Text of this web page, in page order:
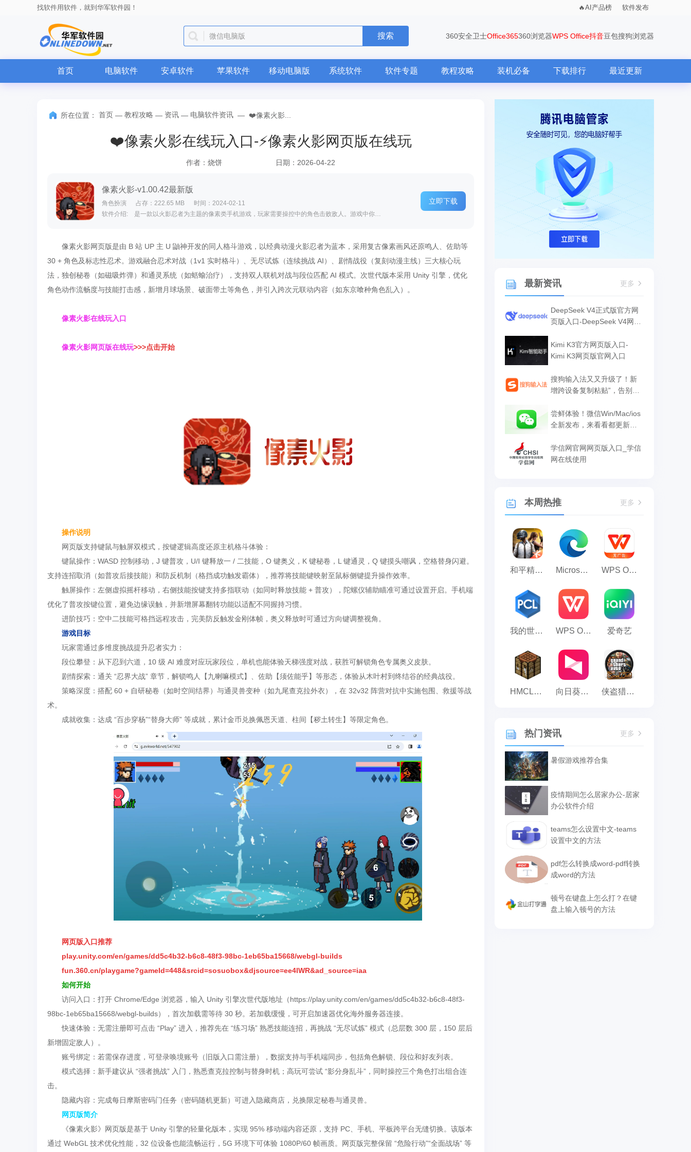
找软件用软件，就到华军软件园！ AI产品榜 软件发布
微信电脑版 搜索 360安全卫士Office365360浏览器WPS Office抖音豆包搜狗浏览器
首页 电脑软件 安卓软件 苹果软件 移动电脑版 系统软件 软件专题 教程攻略 装机必备 下载排行 最近更新
所在位置： 首页 — 教程攻略 — 资讯 — 电脑软件资讯 — ❤️像素火影...
❤️像素火影在线玩入口-⚡像素火影网页版在线玩
作者：烧饼 日期：2026-04-22
像素火影-v1.00.42最新版
角色扮演 占存：222.65 MB
时间：2024-02-11
软件介绍: 是一款以火影忍者为主题的像素类手机游戏，玩家需要操控中的角色击败敌人。游戏中你可以依据喜好...
立即下载
像素火影网页版是由 B 站 UP 主 U 鼬神开发的同人格斗游戏，以经典动漫火影忍者为蓝本，采用复古像素画风还原鸣人、佐助等
30 + 角色及标志性忍术。游戏融合忍术对战（1v1 实时格斗）、无尽试炼（连续挑战 AI）、剧情战役（复刻动漫主线）三大核心玩
法，独创秘卷（如磁吸炸弹）和通灵系统（如蛞蝓治疗），支持双人联机对战与段位匹配 AI 模式。次世代版本采用 Unity 引擎，优化
角色动作流畅度与技能打击感，新增月球场景、破面带土等角色，并引入跨次元联动内容（如东京喰种角色乱入）。
像素火影在线玩入口
像素火影网页版在线玩>>>点击开始
操作说明
网页版支持键鼠与触屏双模式，按键逻辑高度还原主机格斗体验：
键鼠操作：WASD 控制移动，J 键普攻，U/I 键释放一 / 二技能，O 键奥义，K 键秘卷，L 键通灵，Q 键摸头嘲讽，空格替身闪避。
支持连招取消（如普攻后接技能）和防反机制（格挡成功触发霸体），推荐将技能键映射至鼠标侧键提升操作效率。
触屏操作：左侧虚拟摇杆移动，右侧技能按键支持多指联动（如同时释放技能 + 普攻），陀螺仪辅助瞄准可通过设置开启。手机端
优化了普攻按键位置，避免边缘误触，并新增屏幕翻转功能以适配不同握持习惯。
进阶技巧：空中二技能可格挡远程攻击，完美防反触发金刚体帧，奥义释放时可通过方向键调整视角。
游戏目标
玩家需通过多维度挑战提升忍者实力：
段位攀登：从下忍到六道，10 级 AI 难度对应玩家段位，单机也能体验天梯强度对战，获胜可解锁角色专属奥义皮肤。
剧情探索：通关 “忍界大战” 章节，解锁鸣人【九喇嘛模式】、佐助【须佐能乎】等形态，体验从木叶村到终结谷的经典战役。
策略深度：搭配 60 + 自研秘卷（如时空间结界）与通灵兽变种（如九尾查克拉外衣），在 32v32 阵营对抗中实施包围、救援等战
术。
成就收集：达成 “百步穿杨”“替身大师” 等成就，累计金币兑换佩恩天道、柱间【秽土转生】等限定角色。
网页版入口推荐
play.unity.com/en/games/dd5c4b32-b6c8-48f3-98bc-1eb65ba15668/webgl-builds
fun.360.cn/playgame?gameId=448&srcid=sosuobox&djsource=ee4lWR&ad_source=iaa
如何开始
访问入口：打开 Chrome/Edge 浏览器，输入 Unity 引擎次世代版地址（https://play.unity.com/en/games/dd5c4b32-b6c8-48f3-
98bc-1eb65ba15668/webgl-builds），首次加载需等待 30 秒。若加载缓慢，可开启加速器优化海外服务器连接。
快速体验：无需注册即可点击 “Play” 进入，推荐先在 “练习场” 熟悉技能连招，再挑战 “无尽试炼” 模式（总层数 300 层，150 层后
新增固定敌人）。
账号绑定：若需保存进度，可登录唤境账号（旧版入口需注册），数据支持与手机端同步，包括角色解锁、段位和好友列表。
模式选择：新手建议从 “强者挑战” 入门，熟悉查克拉控制与替身时机；高玩可尝试 “影分身乱斗”，同时操控三个角色打出组合连
击。
隐藏内容：完成每日摩斯密码门任务（密码随机更新）可进入隐藏商店，兑换限定秘卷与通灵兽。
网页版简介
《像素火影》网页版是基于 Unity 引擎的轻量化版本，实现 95% 移动端内容还原，支持 PC、手机、平板跨平台无缝切换。该版本
通过 WebGL 技术优化性能，32 位设备也能流畅运行，5G 环境下可体验 1080P/60 帧画质。网页版完整保留 “危险行动”“全面战场” 等
最新资讯 更多
DeepSeek V4正式版官方网
页版入口-DeepSeek V4网页
Kimi K3官方网页版入口-
Kimi K3网页版官网入口
搜狗输入法又又升级了！新
增跨设备复制粘贴”，告别文
尝鲜体验！微信Win/Mac/ios
全新发布，来看看都更新了
学信网官网网页版入口_学信
网在线使用
本周热推 更多
和平精英模拟器应用宝版 Microsoft Edge浏览器 WPS Office
我的世界PCL2启动器 WPS Office 2023 爱奇艺
HMCL启动器 向日葵远程控制 侠盗猎车手:罪恶都市之侠盗无双
热门资讯 更多
暑假游戏推荐合集
疫情期间怎么居家办公-居家
办公软件介绍
teams怎么设置中文-teams
设置中文的方法
pdf怎么转换成word-pdf转换
成word的方法
顿号在键盘上怎么打？在键
盘上输入顿号的方法